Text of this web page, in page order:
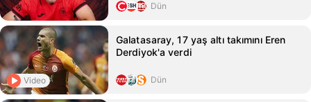
Dün
Video
Galatasaray, 17 yaş altı takımını Eren
Derdiyok'a verdi
Dün